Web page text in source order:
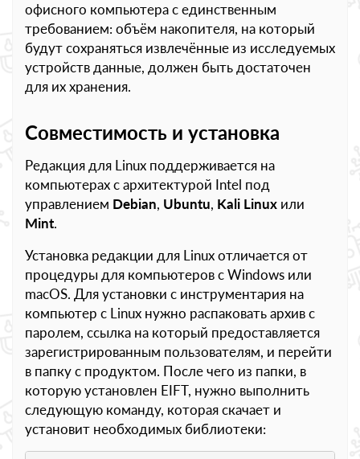
офисного компьютера с единственным
требованием: объём накопителя, на который
будут сохраняться извлечённые из исследуемых
устройств данные, должен быть достаточен
для их хранения.
Совместимость и установка
Редакция для Linux поддерживается на
компьютерах с архитектурой Intel под
управлением Debian, Ubuntu, Kali Linux или
Mint.
Установка редакции для Linux отличается от
процедуры для компьютеров с Windows или
macOS. Для установки с инструментария на
компьютер с Linux нужно распаковать архив с
паролем, ссылка на который предоставляется
зарегистрированным пользователям, и перейти
в папку с продуктом. После чего из папки, в
которую установлен EIFT, нужно выполнить
следующую команду, которая скачает и
установит необходимых библиотеки: